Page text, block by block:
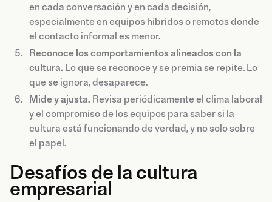
en cada conversación y en cada decisión,
especialmente en equipos híbridos o remotos donde
el contacto informal es menor.
Reconoce los comportamientos alineados con la
cultura. Lo que se reconoce y se premia se repite. Lo
que se ignora, desaparece.
Mide y ajusta. Revisa periódicamente el clima laboral
y el compromiso de los equipos para saber si la
cultura está funcionando de verdad, y no solo sobre
el papel.
Desafíos de la cultura
empresarial